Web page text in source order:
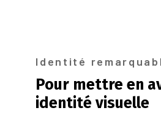
Identité
Pour mettre en
identité visuelle